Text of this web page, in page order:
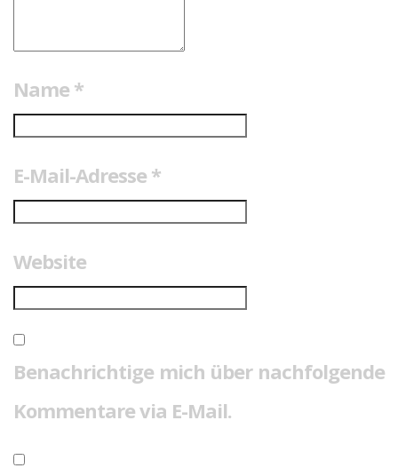
Name *
E-Mail-Adresse *
Website
Benachrichtige mich über nachfolgende
Kommentare via E-Mail.